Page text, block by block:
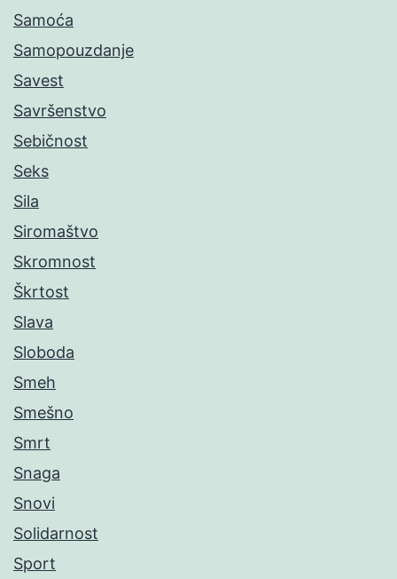
Samoća
Samopouzdanje
Savest
Savršenstvo
Sebičnost
Seks
Sila
Siromaštvo
Skromnost
Škrtost
Slava
Sloboda
Smeh
Smešno
Smrt
Snaga
Snovi
Solidarnost
Sport